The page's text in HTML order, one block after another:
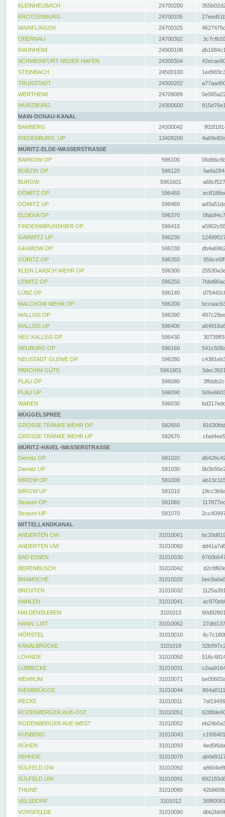
KLEINHEUBACH 24700200
KROTZENBURG
24700335
MAINFLINGEN
24700325
OBERNAU
24700302
RAUNHEIM
24900108
SCHWEINFURT NEUER HAFEN
24300304
STEINBACH
24500100
TRUNSTADT
24300202
WERTHEIM
24709089
WÜRZBURG
24300600
MAIN-DONAU-KANAL
BAMBERG
24300042
RIEDENBURG_UP
13409200
MÜRITZ-ELDE-WASSERSTRASSE
BARKOW OP
596100
BOBZIN OP
596120
BUROW
5961601
DÖMITZ OP
596450
DÖMITZ UP
596460
ELDENA OP
596370
FINDENWIRUNSHIER OP
596410
GARWITZ UP
596230
GRABOW OP
596330
GÜRITZ OP
596350
KLEIN LAASCH WEHR OP
596300
LEWITZ OP
596250
LÜBZ OP
596140
MALCHOW WEHR OP
596200
MALLISS OP
596390
MALLISS UP
596400
NEU KALLISS OP
596430
NEUBURG OP
596160
NEUSTADT GLEWE OP
596280
PARCHIM GÜTE
5961801
PLAU OP
596080
PLAU UP
596090
WAREN
596030
MÜGGELSPREE
GROSSE TRÄNKE WEHR OP
582660
GROSSE TRÄNKE WEHR UP
582670
MÜRITZ-HAVEL-WASSERSTRASSE
Diemitz OP
581020
Diemitz UP
581030
MIROW OP
581000
MIROW UP
581010
Strasen OP
581060
Strasen UP
581070
MITTELLANDKANAL
ANDERTEN OW
31010061
ANDERTEN UW
31010060
BAD ESSEN
31010030
BERENBUSCH
31010042
BRAMSCHE
31010020
BROXTEN
31010032
HAHLEN
31010041
HALDENSLEBEN
3101013
HANN. LIST
31010062
HÖRSTEL
31010010
KANALBRÜCKE
3101018
LOHNDE
31010050
LÜBBECKE
31010031
MEHRUM
31010071
NIENBRÜGGE
31010044
RECKE
31010011
RODENBERGER AUE-OST
31010051
RODENBERGER AUE-WEST
31010052
RUSBEND
31010043
RÜHEN
31010093
SEHNDE
31010070
SÜLFELD OW
31010092
SÜLFELD UW
31010091
THUNE
31010080
VELSDORF
3101012
VORSFELDE
31010090